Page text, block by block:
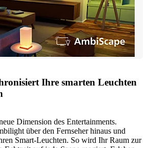
Ihre smarten Leuchten
Dimension des Entertainments.
über den Fernseher hinaus und
Smart-Leuchten. So wird Ihr Raum zur